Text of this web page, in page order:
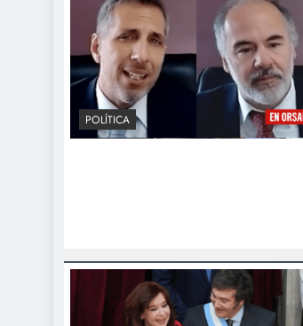
POLÍTICA